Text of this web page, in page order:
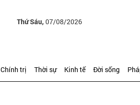
Thứ Sáu, 07/08/2026
Chính trị Thời sự Kinh tế Đời sống